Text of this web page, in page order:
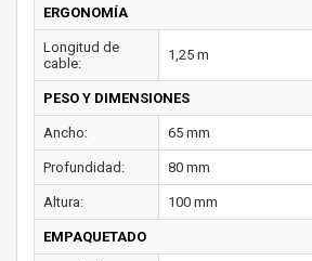
ERGONOMÍA
Longitud de
cable:
1,25 m
PESO Y DIMENSIONES
Ancho: 65 mm
Profundidad: 80 mm
Altura: 100 mm
EMPAQUETADO